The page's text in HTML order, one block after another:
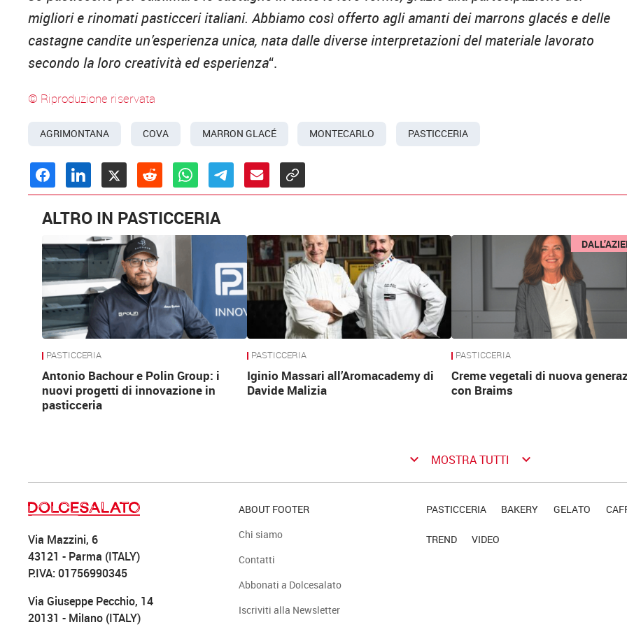
migliori e rinomati pasticceri italiani. Abbiamo così offerto agli amanti dei marrons glacés e delle
castagne candite un’esperienza unica, nata dalle diverse interpretazioni del materiale lavorato
secondo la loro creatività ed esperienza“.
© Riproduzione riservata
AGRIMONTANA COVA MARRON GLACÉ MONTECARLO PASTICCERIA
ALTRO IN PASTICCERIA
PASTICCERIA
Antonio Bachour e Polin Group: i
nuovi progetti di innovazione in
pasticceria
PASTICCERIA
Iginio Massari all’Aromacademy di
Davide Malizia
PASTICCERIA
Creme vegetali di nuova
con Braims
keyboard_arrow_down MOSTRA TUTTI keyboard_arrow_down
Via Mazzini, 6
43121 - Parma (ITALY)
P.IVA: 01756990345
Via Giuseppe Pecchio, 14
20131 - Milano (ITALY)
ABOUT FOOTER
Chi siamo
Contatti
Abbonati a Dolcesalato
Iscriviti alla Newsletter
PASTICCERIA BAKERY GELATO
TREND VIDEO